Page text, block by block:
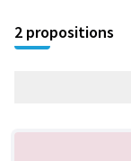
2 propositions